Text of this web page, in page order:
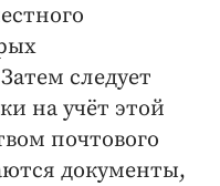
следует
на учёт этой
почтового
документы,